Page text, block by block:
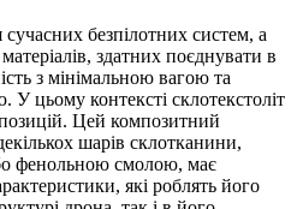
безпілотних систем, а
здатних поєднувати в
з мінімальною вагою та
У цьому контексті склотекстоліт
Цей композитний
шарів склотканини,
фенольною смолою, має
які роблять його